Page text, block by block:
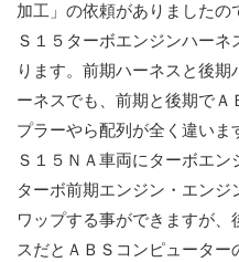
加工」の依頼がありましたの
Ｓ１５ターボエンジンハー
ります。前期ハーネスと後
ーネスでも、前期と後期でＡ
プラーやら配列が全く違いま
Ｓ１５ＮＡ車両にターボエ
ターボ前期エンジン・エン
ワップする事ができますが
スだとＡＢＳコンピュータ